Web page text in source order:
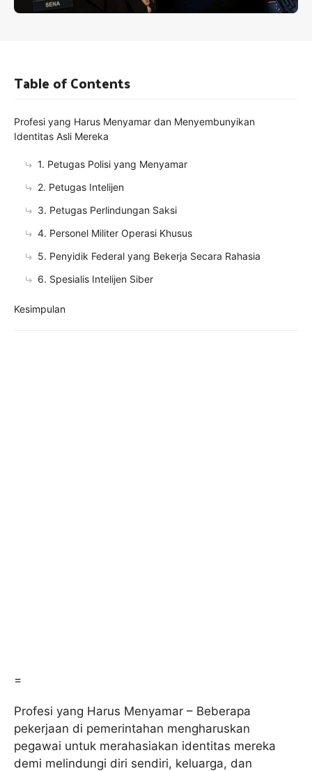
=
Profesi yang Harus Menyamar – Beberapa
pekerjaan di pemerintahan mengharuskan
pegawai untuk merahasiakan identitas mereka
demi melindungi diri sendiri, keluarga, dan
Table of Contents
Profesi yang Harus Menyamar dan Menyembunyikan
Identitas Asli Mereka
1. Petugas Polisi yang Menyamar
2. Petugas Intelijen
3. Petugas Perlindungan Saksi
4. Personel Militer Operasi Khusus
5. Penyidik ​​Federal yang Bekerja Secara Rahasia
6. Spesialis Intelijen Siber
Kesimpulan